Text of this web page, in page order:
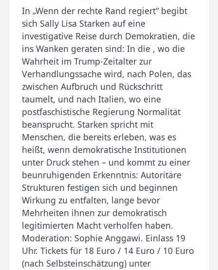
In „Wenn der rechte Rand regiert“ begibt
sich Sally Lisa Starken auf eine
investigative Reise durch Demokratien, die
ins Wanken geraten sind: In die , wo die
Wahrheit im Trump-Zeitalter zur
Verhandlungssache wird, nach Polen, das
zwischen Aufbruch und Rückschritt
taumelt, und nach Italien, wo eine
postfaschistische Regierung Normalität
beansprucht. Starken spricht mit
Menschen, die bereits erleben, was es
heißt, wenn demokratische Institutionen
unter Druck stehen – und kommt zu einer
beunruhigenden Erkenntnis: Autoritäre
Strukturen festigen sich und beginnen
Wirkung zu entfalten, lange bevor
Mehrheiten ihnen zur demokratisch
legitimierten Macht verholfen haben.
Moderation: Sophie Anggawi. Einlass 19
Uhr. Tickets für 18 Euro / 14 Euro / 10 Euro
(nach Selbsteinschätzung) unter